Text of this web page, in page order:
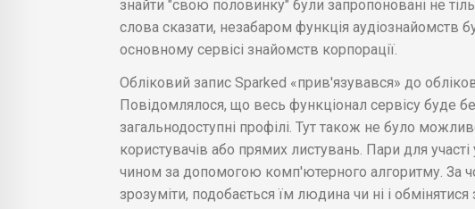
знайти "свою половинку" були запропоновані не
слова сказати, незабаром функція аудіознайомств
основному сервісі знайомств корпорації.
Обліковий запис Sparked «прив'язувався» до
Повідомлялося, що весь функціонал сервісу буде
загальнодоступні профілі. Тут також не було
користувачів або прямих листувань. Пари для
чином за допомогою комп'ютерного алгоритму. За
зрозуміти, подобається їм людина чи ні і